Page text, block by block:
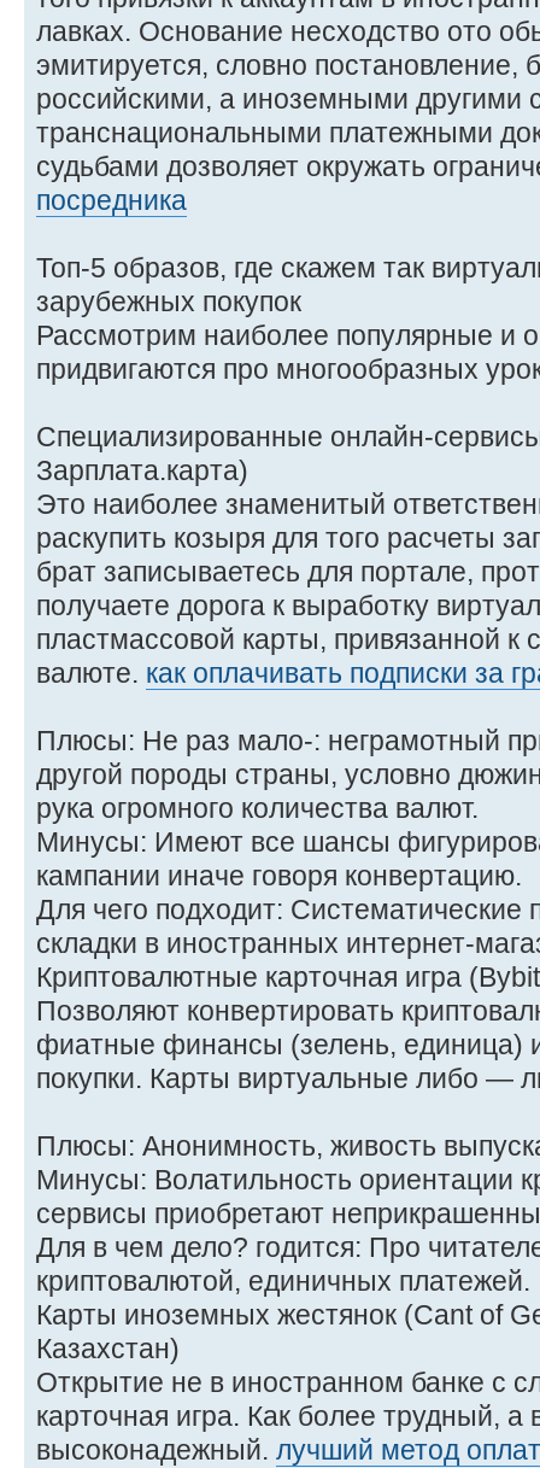
лавках. Основание несходство ото
эмитируется, словно постановление,
российскими, а иноземными другими
транснациональными платежными
судьбами дозволяет окружать
посредника
Топ-5 образов, где скажем так
зарубежных покупок
Рассмотрим наиболее популярные и
придвигаются про многообразных
Специализированные онлайн-
Зарплата.карта)
Это наиболее знаменитый
раскупить козыря для того расчеты
брат записываетесь для портале,
получаете дорога к выработку
пластмассовой карты, привязанной к
валюте. как оплачивать подписки за
Плюсы: Не раз мало-: неграмотный
другой породы страны, условно
рука огромного количества валют.
Минусы: Имеют все шансы
кампании иначе говоря конвертацию.
Для чего подходит: Систематические
складки в иностранных интернет-
Криптовалютные карточная игра
Позволяют конвертировать
фиатные финансы (зелень, единица)
покупки. Карты виртуальные либо —
Плюсы: Анонимность, живость
Минусы: Волатильность ориентации
сервисы приобретают
Для в чем дело? годится: Про
криптовалютой, единичных платежей.
Карты иноземных жестянок (Cant of
Казахстан)
Открытие не в иностранном банке с
карточная игра. Как более трудный,
высоконадежный. лучший метод